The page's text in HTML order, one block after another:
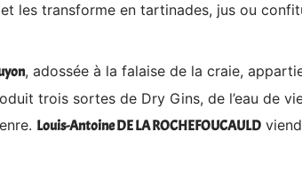
les transforme en tartinades, jus ou
, adossée à la falaise de la craie,
trois sortes de Dry Gins, de l’eau de
Louis-Antoine DE LA ROCHEFOUCAULD